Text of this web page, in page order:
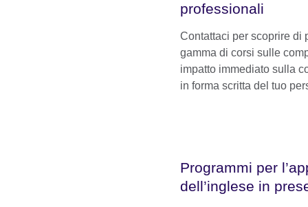
professionali
Contattaci per scoprire di
gamma di corsi sulle
impatto immediato sulla
in forma scritta del tuo
Programmi per
dell’inglese in